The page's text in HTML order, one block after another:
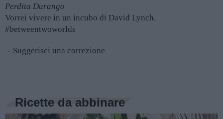
Perdita Durango
Vorrei vivere in un incubo di David Lynch.
#betweentwoworlds
Suggerisci una correzione
Ricette da abbinare